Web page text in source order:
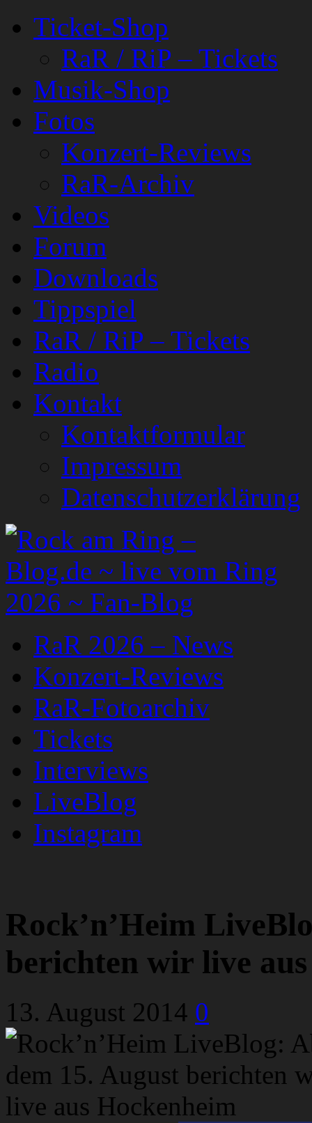
Ticket-Shop
RaR / RiP – Tickets
Musik-Shop
Fotos
Konzert-Reviews
RaR-Archiv
Videos
Forum
Downloads
Tippspiel
RaR / RiP – Tickets
Radio
Kontakt
Kontaktformular
Impressum
Datenschutzerklärung
RaR 2026 – News
Konzert-Reviews
RaR-Fotoarchiv
Tickets
Interviews
LiveBlog
Instagram
Rock’n’Heim
berichten wir live
13. August 2014 0